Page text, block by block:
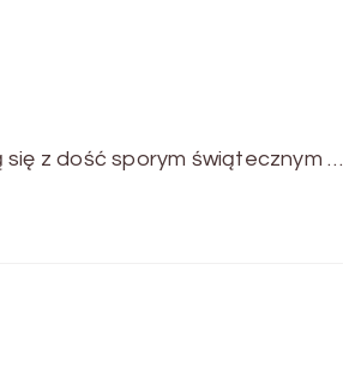
z dość sporym świątecznym …